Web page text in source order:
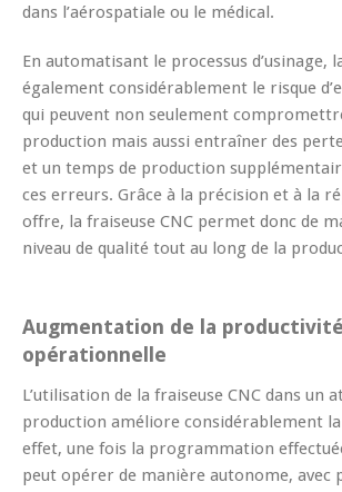
dans l’aérospatiale ou le médical.
En automatisant le processus d’usinage,
également considérablement le risque
qui peuvent non seulement
production mais aussi entraîner des
et un temps de production
ces erreurs. Grâce à la précision et à la
offre, la fraiseuse CNC permet donc de
niveau de qualité tout au long de la
Augmentation de la
opérationnelle
L’utilisation de la fraiseuse CNC dans un
production améliore considérablement
effet, une fois la programmation
peut opérer de manière autonome, avec